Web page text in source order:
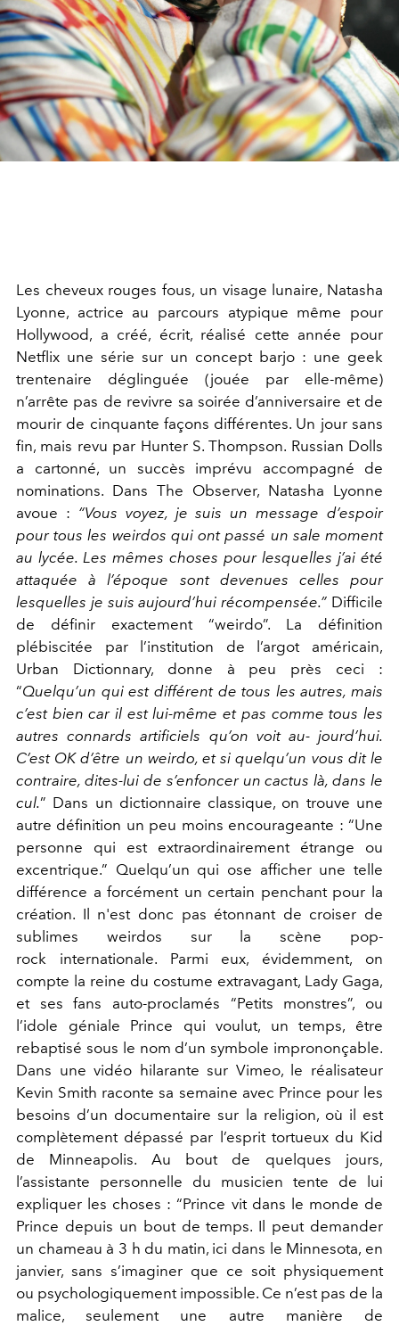
Les cheveux rouges fous, un visage lunaire, Natasha
Lyonne, actrice au parcours atypique même pour
Hollywood, a créé, écrit, réalisé cette année pour
Netflix une série sur un concept barjo : une geek
trentenaire déglinguée (jouée par elle-même)
n’arrête pas de revivre sa soirée d’anniversaire et de
mourir de cinquante façons différentes. Un jour sans
fin, mais revu par Hunter S. Thompson. Russian Dolls
a cartonné, un succès imprévu accompagné de
nominations. Dans The Observer, Natasha Lyonne
avoue : “Vous voyez, je suis un message d’espoir
pour tous les weirdos qui ont passé un sale moment
au lycée. Les mêmes choses pour lesquelles j’ai été
attaquée à l’époque sont devenues celles pour
lesquelles je suis aujourd’hui récompensée.” Difficile
de définir exactement “weirdo”. La définition
plébiscitée par l’institution de l’argot américain,
Urban Dictionnary, donne à peu près ceci :
“Quelqu’un qui est différent de tous les autres, mais
c’est bien car il est lui-même et pas comme tous les
autres connards artificiels qu’on voit au- jourd’hui.
C’est OK d’être un weirdo, et si quelqu’un vous dit le
contraire, dites-lui de s’enfoncer un cactus là, dans le
cul.” Dans un dictionnaire classique, on trouve une
autre définition un peu moins encourageante : “Une
personne qui est extraordinairement étrange ou
excentrique.” Quelqu’un qui ose afficher une telle
différence a forcément un certain penchant pour la
création. Il n'est donc pas étonnant de croiser de
sublimes weirdos sur la scène pop-
rock internationale. Parmi eux, évidemment, on
compte la reine du costume extravagant, Lady Gaga,
et ses fans auto-proclamés “Petits monstres”, ou
l’idole géniale Prince qui voulut, un temps, être
rebaptisé sous le nom d’un symbole imprononçable.
Dans une vidéo hilarante sur Vimeo, le réalisateur
Kevin Smith raconte sa semaine avec Prince pour les
besoins d’un documentaire sur la religion, où il est
complètement dépassé par l’esprit tortueux du Kid
de Minneapolis. Au bout de quelques jours,
l’assistante personnelle du musicien tente de lui
expliquer les choses : “Prince vit dans le monde de
Prince depuis un bout de temps. Il peut demander
un chameau à 3 h du matin, ici dans le Minnesota, en
janvier, sans s’imaginer que ce soit physiquement
ou psychologiquement impossible. Ce n’est pas de la
malice, seulement une autre manière de